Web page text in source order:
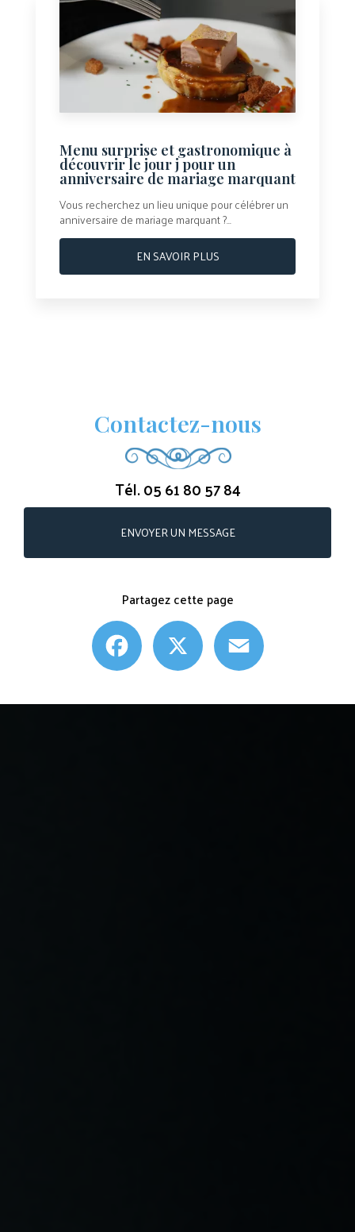
Menu surprise et gastronomique à
découvrir le jour j pour un
anniversaire de mariage marquant
Vous recherchez un lieu unique pour célébrer un
anniversaire de mariage marquant ?...
EN SAVOIR PLUS
Contactez-nous
Tél.05 61 80 57 84
ENVOYER UN MESSAGE
Partagez cette page
Facebook